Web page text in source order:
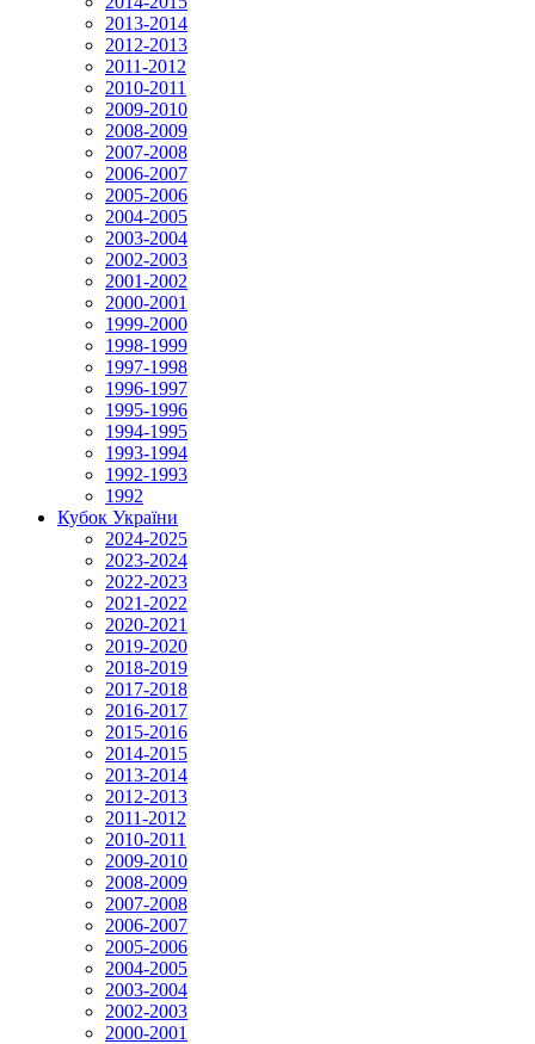
2013-2014
2012-2013
2011-2012
2010-2011
2009-2010
2008-2009
2007-2008
2006-2007
2005-2006
2004-2005
2003-2004
2002-2003
2001-2002
2000-2001
1999-2000
1998-1999
1997-1998
1996-1997
1995-1996
1994-1995
1993-1994
1992-1993
1992
Кубок України
2024-2025
2023-2024
2022-2023
2021-2022
2020-2021
2019-2020
2018-2019
2017-2018
2016-2017
2015-2016
2014-2015
2013-2014
2012-2013
2011-2012
2010-2011
2009-2010
2008-2009
2007-2008
2006-2007
2005-2006
2004-2005
2003-2004
2002-2003
2000-2001